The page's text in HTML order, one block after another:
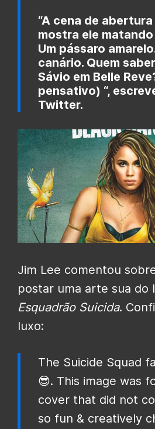
“A cena de
mostra ele
Um pássaro
canário. Quem
Sávio em Belle
pensativo) “,
Twitter.
Jim Lee comentou
postar uma arte sua do
Esquadrão Suicida.
luxo:
The Suicide Squad
😎. This image was
cover that did not
so fun & creatively